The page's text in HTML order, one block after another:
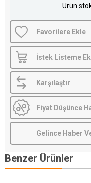
Ürün
Favorilere Ekle
İstek Listeme
Karşılaştır
Fiyat Düşünce
Gelince Haber
Benzer Ürünler